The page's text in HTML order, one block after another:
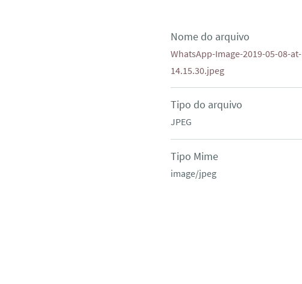
Nome do arquivo
WhatsApp-Image-2019-05-08-at-
14.15.30.jpeg
Tipo do arquivo
JPEG
Tipo Mime
image/jpeg